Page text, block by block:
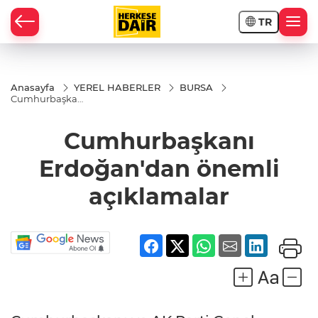
TR
Anasayfa YEREL HABERLER
BURSA
Cumhurbaşkanı
Cumhurbaşkanı
Erdoğan'dan önemli
açıklamalar